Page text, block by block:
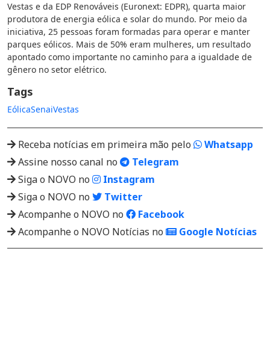
Vestas e da EDP Renováveis (Euronext: EDPR), quarta maior
produtora de energia eólica e solar do mundo. Por meio da
iniciativa, 25 pessoas foram formadas para operar e manter
parques eólicos. Mais de 50% eram mulheres, um resultado
apontado como importante no caminho para a igualdade de
gênero no setor elétrico.
Tags
EólicaSenaiVestas
Receba notícias em primeira mão pelo
Whatsapp
Assine nosso canal no
Telegram
Siga o NOVO no
Instagram
Siga o NOVO no
Twitter
Acompanhe o NOVO no
Facebook
Acompanhe o NOVO Notícias no
Google Notícias